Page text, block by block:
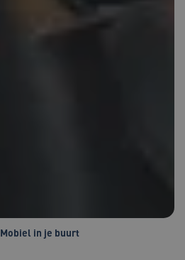
Mobiel in je buurt